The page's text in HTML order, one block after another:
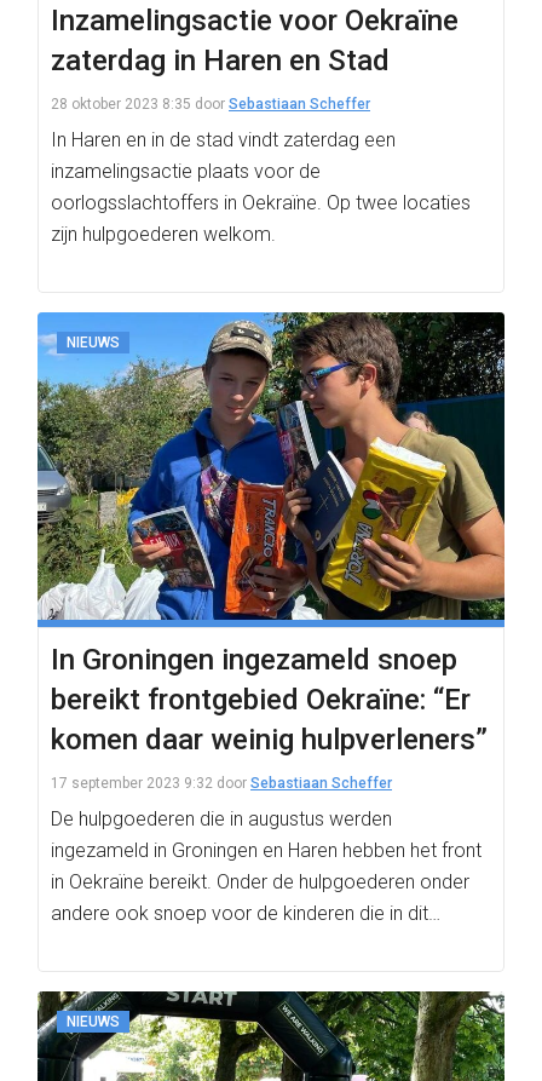
Inzamelingsactie voor Oekraïne
zaterdag in Haren en Stad
28 oktober 2023 8:35 door Sebastiaan Scheffer
In Haren en in de stad vindt zaterdag een
inzamelingsactie plaats voor de
oorlogsslachtoffers in Oekraïne. Op twee locaties
zijn hulpgoederen welkom.
NIEUWS
In Groningen ingezameld snoep
bereikt frontgebied Oekraïne: “Er
komen daar weinig hulpverleners”
17 september 2023 9:32 door Sebastiaan Scheffer
De hulpgoederen die in augustus werden
ingezameld in Groningen en Haren hebben het front
in Oekraïne bereikt. Onder de hulpgoederen onder
andere ook snoep voor de kinderen die in dit…
NIEUWS